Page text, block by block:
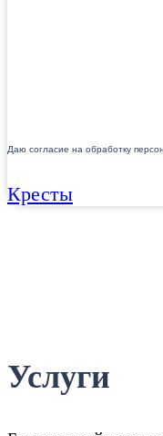
Даю согласие на обработку
Кресты
Услуги